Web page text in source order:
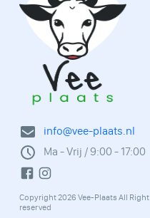
info@vee-plaats.nl
Ma - Vrij / 9:00 - 17:00
Copyright 2026 Vee-Plaats All Right
reserved